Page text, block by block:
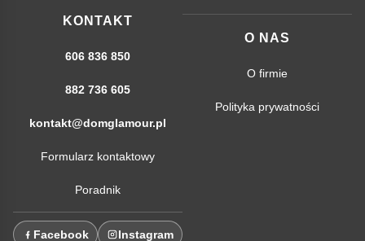
KONTAKT
606 836 850
882 736 605
kontakt@domglamour.pl
Formularz kontaktowy
Poradnik
Facebook Instagram
O NAS
O firmie
Polityka prywatności